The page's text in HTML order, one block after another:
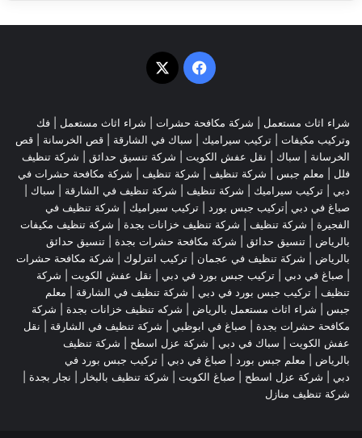
فيسبوك
‫X
شراء اثاث مستعمل شركة مكافحة حشرات شراء اثاث مستعمل
فك
وتركيب مكيفات | تركيب سيراميك | سباك في الشارقة قص الخرسانة | قص
الخرسانة | سباك نقل عفش الكويت شركة تنسيق حدائق
شركة تنظيف
فلل
معلم جبس شركة تنظيف شركة تنظيف
شركة مكافحة حشرات في
دبي
تركيب سيراميك شركة تنظيف شركة تنظيف في الشارقة | سباك |
صباغ في دبي |تركيب جبس بورد | تركيب سيراميك
شركة تنظيف في
الفجيرة
شركة تنظيف شركة تنظيف خزانات بجدة
شركة تنظيف مكيفات
بالرياض
تنسيق حدائق شركة مكافحة حشرات بجدة
تنسيق حدائق
بالرياض
شركة تنظيف في عجمان | تركيب انترلوك | شركة مكافحة حشرات
صباغ في دبي تركيب جبس بورد في دبي نقل عفش الكويت
شركة
تنظيف
تركيب جبس بورد في دبي شركة تنظيف في الشارقة
معلم
جبس
شراء اثاث مستعمل بالرياض شركه تنظيف خزانات بجدة
شركة
مكافحة حشرات بجدة
صباغ في ابوظبي شركة تنظيف في الشارقة
نقل
عفش الكويت | سباك في دبي | شركة عزل اسطح
شركة تنظيف
بالرياض
معلم جبس بورد صباغ في دبي
تركيب جبس بورد في
دبي
شركة عزل اسطح صباغ الكويت شركة تنظيف بالبخار نجار بجدة
شركة تنظيف منازل